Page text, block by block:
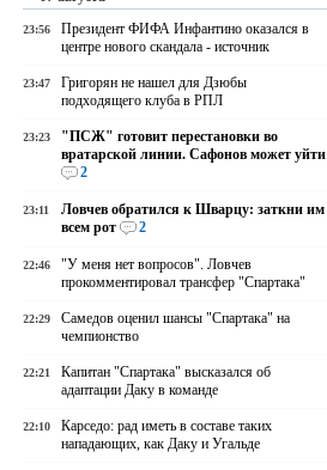
23:56
Президент ФИФА Инфантино оказался в
центре нового скандала - источник
23:47
Григорян не нашел для Дзюбы
подходящего клуба в РПЛ
23:23
"ПСЖ" готовит перестановки во
вратарской линии. Сафонов может уйти
2
23:11
Ловчев обратился к Шварцу: заткни им
всем рот
2
22:46
"У меня нет вопросов". Ловчев
прокомментировал трансфер "Спартака"
22:29
Самедов оценил шансы "Спартака" на
чемпионство
22:21
Капитан "Спартака" высказался об
адаптации Даку в команде
22:10
Карседо: рад иметь в составе таких
нападающих, как Даку и Угальде